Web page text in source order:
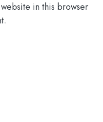
in this browser